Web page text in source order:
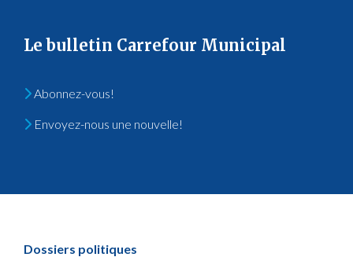
Le bulletin Carrefour Municipal
Abonnez-vous!
Envoyez-nous une nouvelle!
Dossiers politiques